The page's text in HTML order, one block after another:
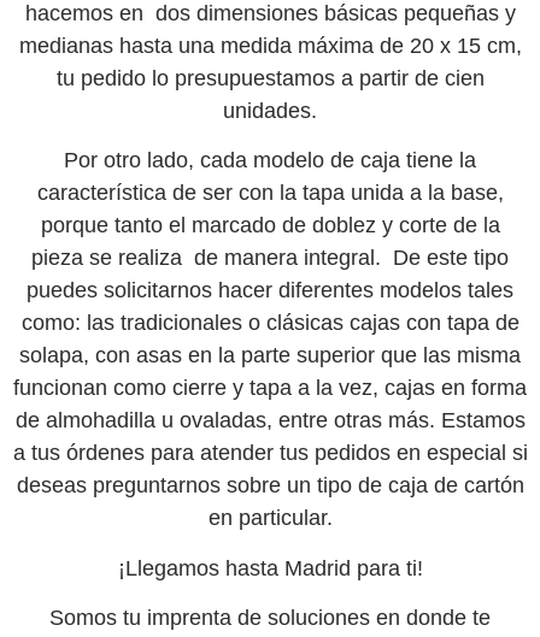
hacemos en dos dimensiones básicas pequeñas y
medianas hasta una medida máxima de 20 x 15 cm,
tu pedido lo presupuestamos a partir de cien
unidades.
Por otro lado, cada modelo de caja tiene la
característica de ser con la tapa unida a la base,
porque tanto el marcado de doblez y corte de la
pieza se realiza de manera integral. De este tipo
puedes solicitarnos hacer diferentes modelos tales
como: las tradicionales o clásicas cajas con tapa de
solapa, con asas en la parte superior que las misma
funcionan como cierre y tapa a la vez, cajas en forma
de almohadilla u ovaladas, entre otras más. Estamos
a tus órdenes para atender tus pedidos en especial si
deseas preguntarnos sobre un tipo de caja de cartón
en particular.
¡Llegamos hasta Madrid para ti!
Somos tu imprenta de soluciones en donde te